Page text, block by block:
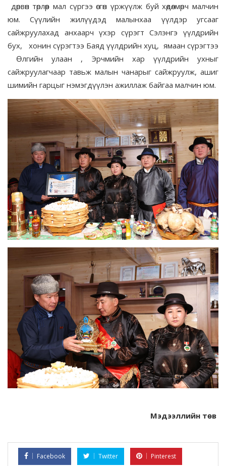
дөрвөн төрлөөр мал сүргээ өсгөн үржүүлж буй хөдөлмөрч малчин
юм. Сүүлийн жилүүдэд малынхаа үүлдэр угсааг
сайжруулахад анхаарч үхэр сүрэгт Сэлэнгэ үүлдрийн
бух, хонин сүрэгтээ Баяд үүлдрийн хуц, ямаан сүрэгтээ
Өлгийн улаан , Эрчмийн хар үүлдрийн ухныг
сайжруулагчаар тавьж малын чанарыг сайжруулж, ашиг
шимийн гарцыг нэмэгдүүлэн ажиллаж байгаа малчин юм.
Мэдээллийн төв
Facebook Twitter Pinterest